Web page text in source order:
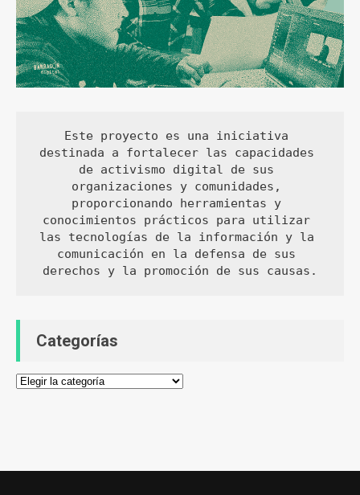
Este proyecto es una iniciativa
destinada a fortalecer las capacidades
de activismo digital de sus
organizaciones y comunidades,
proporcionando herramientas y
conocimientos prácticos para utilizar
las tecnologías de la información y la
comunicación en la defensa de sus
derechos y la promoción de sus causas.
Categorías
Categorías